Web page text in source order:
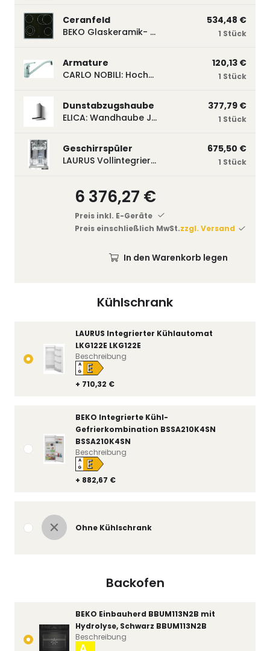
Kühlschrank
LAURUS Integrierter Kühlautomat
LKG122E LKG122E
+ 710,32 €
A
↑
G E
Beschreibung
BEKO Integrierte Kühl-
Gefrierkombination BSSA210K4SN
BSSA210K4SN
+ 882,67 €
A
↑
G E
Beschreibung
Ohne Kühlschrank
Backofen
BEKO Einbauherd BBUM113N2B mit
Hydrolyse, Schwarz BBUM113N2B
Beschreibung
Ceranfeld
BEKO Glaskeramik- Strahlungskochfeld EH 9641 XHN, herdgebunden EH9641XHN
534,48 €
1 Stück
Armature
CARLO NOBILI: Hochdruck- Einhebelmischbatterie Blue, Mischbatterie verchromt 17770
120,13 €
1 Stück
Dunstabzugshaube
ELICA: Wandhaube JOYE 60-A,600 mm breit Edelstahl JOYE60A
377,79 €
1 Stück
Geschirrspüler
LAURUS Vollintegrierter Geschirrspüler LSV45-3, 450 mm breit, 3 Programme LSV45-3
675,50 €
1 Stück
6 376,27 €
Preis inkl. E-Geräte
Preis einschließlich MwSt.zzgl. Versand
In den Warenkorb legen